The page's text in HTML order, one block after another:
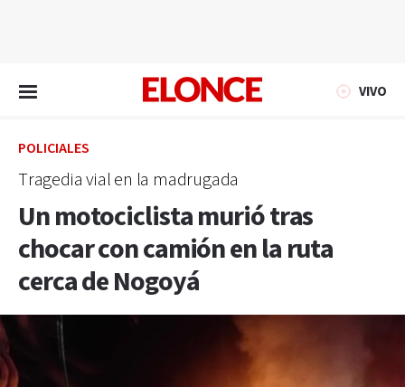
VIVO
POLICIALES
Tragedia vial en la madrugada
Un motociclista murió tras
chocar con camión en la ruta
cerca de Nogoyá